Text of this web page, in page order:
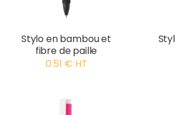
Stylo en bambou et
fibre de paille
0.51 € HT